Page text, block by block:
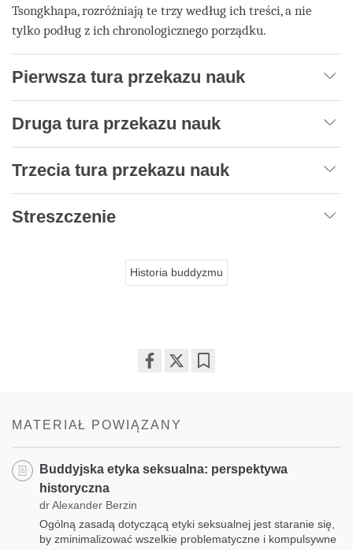
Tsongkhapa, rozróżniają te trzy według ich treści, a nie
tylko podług z ich chronologicznego porządku.
Pierwsza tura przekazu nauk
Druga tura przekazu nauk
Trzecia tura przekazu nauk
Streszczenie
Historia buddyzmu
MATERIAŁ POWIĄZANY
Buddyjska etyka seksualna: perspektywa
historyczna
dr Alexander Berzin
Ogólną zasadą dotyczącą etyki seksualnej jest staranie się,
by zminimalizować wszelkie problematyczne i kompulsywne